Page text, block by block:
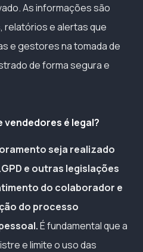
As informações são
relatórios e alertas que
e gestores na tomada de
de forma segura e
é legal?
seja realizado
e outras legislações
do colaborador e
do processo
É fundamental que a
e limite o uso das